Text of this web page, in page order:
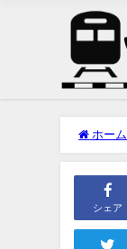
ホーム
シェア